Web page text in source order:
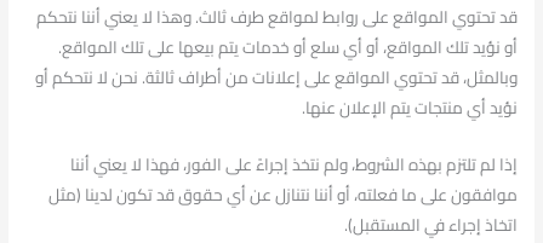
قد تحتوي المواقع على روابط لمواقع طرف ثالث. وهذا لا يعني أننا نتحكم
أو نؤيد تلك المواقع، أو أي سلع أو خدمات يتم بيعها على تلك المواقع.
وبالمثل، قد تحتوي المواقع على إعلانات من أطراف ثالثة. نحن لا نتحكم أو
نؤيد أي منتجات يتم الإعلان عنها.
إذا لم تلتزم بهذه الشروط، ولم نتخذ إجراءً على الفور، فهذا لا يعني أننا
موافقون على ما فعلته، أو أننا نتنازل عن أي حقوق قد تكون لدينا (مثل
اتخاذ إجراء في المستقبل).